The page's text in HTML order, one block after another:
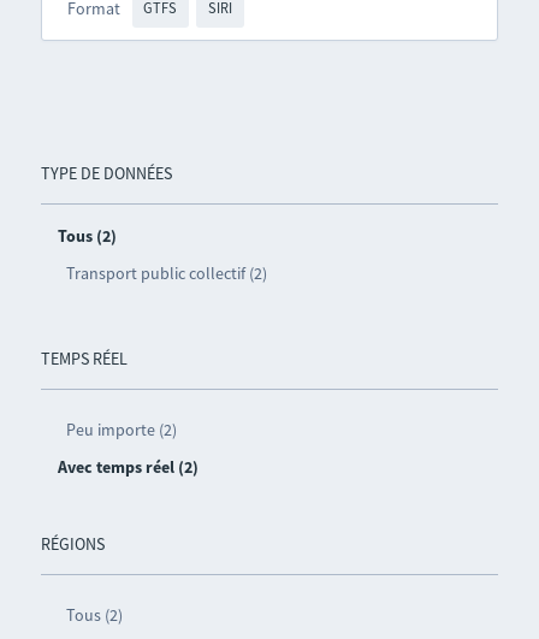
TYPE DE DONNÉES
Tous (2)
Transport public collectif (2)
TEMPS RÉEL
Peu importe (2)
Avec temps réel (2)
RÉGIONS
Tous (2)
Format GTFS SIRI